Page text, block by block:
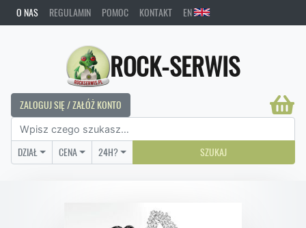
O NAS REGULAMIN POMOC KONTAKT EN
ROCK-SERWIS
ZALOGUJ SIĘ / ZAŁÓŻ KONTO
DZIAŁ CENA 24H? SZUKAJ